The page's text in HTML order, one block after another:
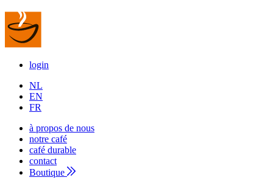
login
NL
EN
FR
à propos de nous
notre café
café durable
contact
Boutique